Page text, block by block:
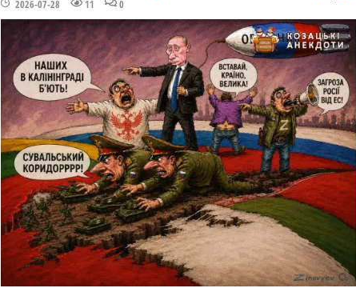
2026-07-28 11 0